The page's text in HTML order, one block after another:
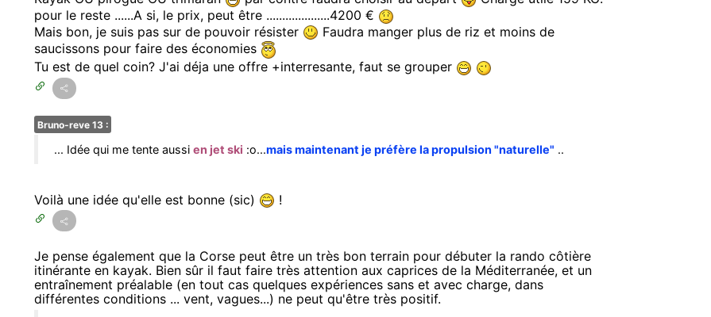
pour le reste ......A si, le prix, peut être ....................4200 €
Mais bon, je suis pas sur de pouvoir résister
Faudra manger plus de riz et moins de
saucissons pour faire des économies
Tu est de quel coin? J'ai déja une offre +interresante, faut se grouper
Bruno-reve 13 :
... Idée qui me tente aussi en jet ski :o...mais maintenant je préfère la propulsion "naturelle" ..
Voilà une idée qu'elle est bonne (sic) !
Je pense également que la Corse peut être un très bon terrain pour débuter la rando côtière
itinérante en kayak. Bien sûr il faut faire très attention aux caprices de la Méditerranée, et un
entraînement préalable (en tout cas quelques expériences sans et avec charge, dans
différentes conditions ... vent, vagues...) ne peut qu'être très positif.